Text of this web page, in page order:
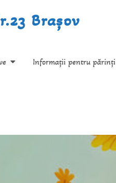
Brașov
Informații pentru părinți